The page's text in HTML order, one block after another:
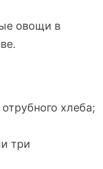
овощи в
хлеба;
три